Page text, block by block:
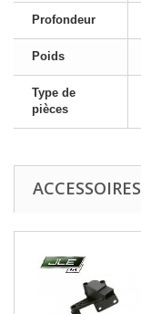
Profondeur
Poids
Type de
pièces
ACCESSOIRES